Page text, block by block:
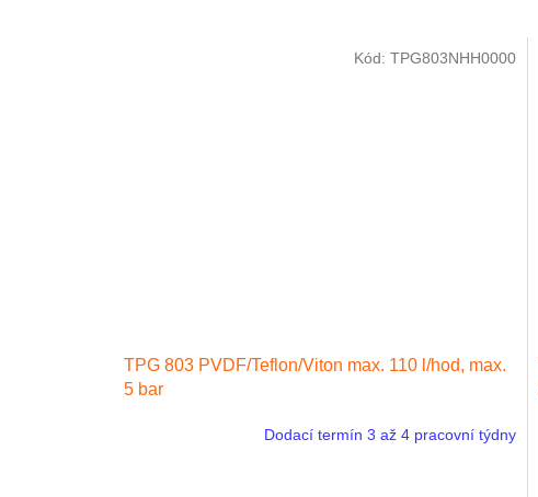
TPG 803 PVDF/Teflon/Viton max. 110 l/hod, max.
5 bar
Dodací termín 3 až 4 pracovní týdny
Kód:TPG803NHH0000